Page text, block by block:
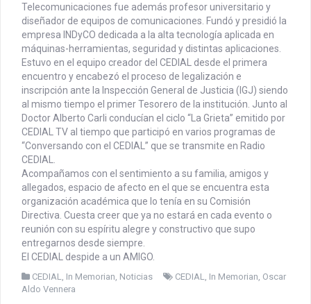
Telecomunicaciones fue además profesor universitario y
diseñador de equipos de comunicaciones. Fundó y presidió la
empresa INDyCO dedicada a la alta tecnología aplicada en
máquinas-herramientas, seguridad y distintas aplicaciones.
Estuvo en el equipo creador del CEDIAL desde el primera
encuentro y encabezó el proceso de legalización e
inscripción ante la Inspección General de Justicia (IGJ) siendo
al mismo tiempo el primer Tesorero de la institución. Junto al
Doctor Alberto Carli conducían el ciclo “La Grieta” emitido por
CEDIAL TV al tiempo que participó en varios programas de
“Conversando con el CEDIAL” que se transmite en Radio
CEDIAL.
Acompañamos con el sentimiento a su familia, amigos y
allegados, espacio de afecto en el que se encuentra esta
organización académica que lo tenía en su Comisión
Directiva. Cuesta creer que ya no estará en cada evento o
reunión con su espíritu alegre y constructivo que supo
entregarnos desde siempre.
El CEDIAL despide a un AMIGO.
CEDIAL, In Memorian, Noticias CEDIAL, In Memorian, Oscar
Aldo Vennera